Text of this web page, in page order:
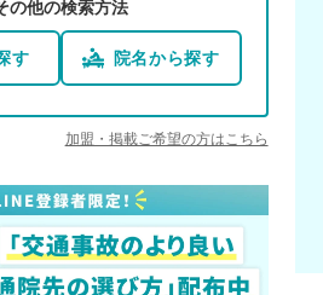
の他の検索方法
す 院名から探す
加盟・掲載ご希望の方はこちら